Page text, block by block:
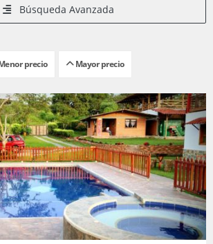
Búsqueda Avanzada
precio Mayor precio